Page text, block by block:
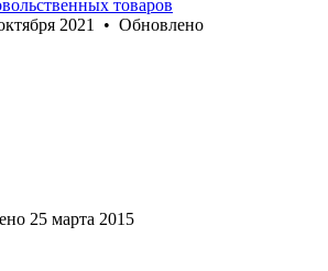
товаров
2021 • Обновлено
25 марта 2015